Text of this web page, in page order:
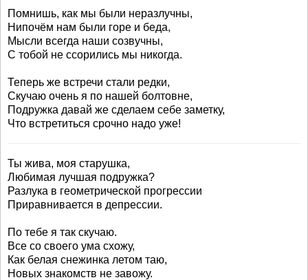
Помнишь, как мы были неразлучны,
Нипочём нам были горе и беда,
Мысли всегда наши созвучны,
С тобой не ссорились мы никогда.
Теперь же встречи стали редки,
Скучаю очень я по нашей болтовне,
Подружка давай же сделаем себе заметку,
Что встретиться срочно надо уже!
Ты жива, моя старушка,
Любимая лучшая подружка?
Разлука в геометрической прогрессии
Приравнивается в депрессии.
По тебе я так скучаю.
Все со своего ума схожу,
Как белая снежинка летом таю,
Новых знакомств не завожу.